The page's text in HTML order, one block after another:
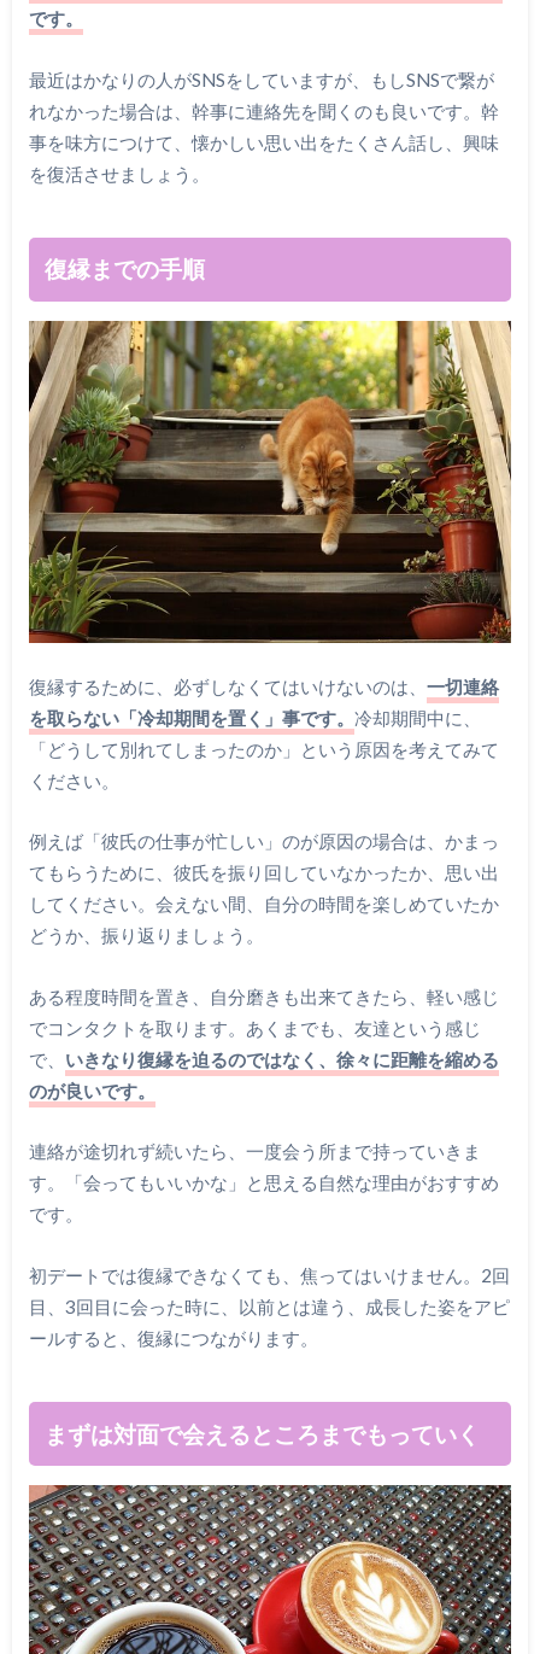
です。
最近はかなりの人がSNSをしていますが、もしSNSで繋が
れなかった場合は、幹事に連絡先を聞くのも良いです。幹
事を味方につけて、懐かしい思い出をたくさん話し、興味
を復活させましょう。
復縁までの手順
復縁するために、必ずしなくてはいけないのは、 一切連絡
を取らない「冷却期間を置く」事です。 冷却期間中に、
「どうして別れてしまったのか」という原因を考えてみて
ください。
例えば「彼氏の仕事が忙しい」のが原因の場合は、かまっ
てもらうために、彼氏を振り回していなかったか、思い出
してください。会えない間、自分の時間を楽しめていたか
どうか、振り返りましょう。
ある程度時間を置き、自分磨きも出来てきたら、軽い感じ
でコンタクトを取ります。あくまでも、友達という感じ
で、 いきなり復縁を迫るのではなく、徐々に距離を縮める
のが良いです。
連絡が途切れず続いたら、一度会う所まで持っていきま
す。「会ってもいいかな」と思える自然な理由がおすすめ
です。
初デートでは復縁できなくても、焦ってはいけません。2回
目、3回目に会った時に、以前とは違う、成長した姿をアピ
ールすると、復縁につながります。
まずは対面で会えるところまでもっていく